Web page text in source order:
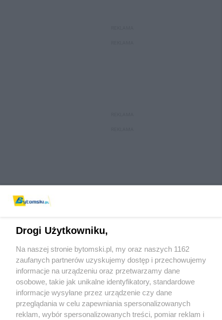
Wydawca mediów lokalnych
Drogi Użytkowniku,
Na naszej stronie bytomski.pl, my oraz naszych 1162
zaufanych partnerów uzyskujemy dostęp i przechowujemy
informacje na urządzeniu oraz przetwarzamy dane
osobowe, takie jak unikalne identyfikatory, standardowe
informacje wysyłane przez urządzenie czy dane
przeglądania w celu zapewniania spersonalizowanych
reklam, wybór spersonalizowanych treści, pomiar reklam i